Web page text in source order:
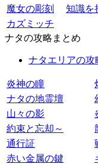
魔女の彫刻
知識を
カズミッチ
ナタの攻略まとめ
ナタエリアの攻
炎神の瞳
ナタの地霊壇
山々の影
約束と忘却～
通行証
赤い金属の鍵